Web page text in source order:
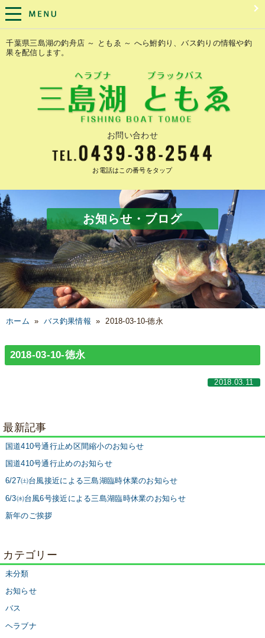
千葉県三島湖の釣舟店 ～ ともゑ ～ へら鮒釣り、バス釣りの情報や釣
果を配信します。
お問い合わせ
お電話はこの番号をタップ
お知らせ・ブログ
ホーム »バス釣果情報 »2018-03-10-徳永
2018-03-10-徳永
2018.03.11
最新記事
国道410号通行止め区間縮小のお知らせ
国道410号通行止めのお知らせ
6/27㈯台風接近による三島湖臨時休業のお知らせ
6/3㈬台風6号接近による三島湖臨時休業のお知らせ
新年のご挨拶
カテゴリー
未分類
お知らせ
バス
ヘラブナ